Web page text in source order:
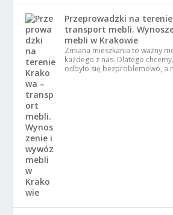
Przeprowadzki na
transport mebli.
mebli w Krakowie
Zmiana mieszkania to ważny
każdego z nas. Dlatego
odbyło się bezproblemowo, a